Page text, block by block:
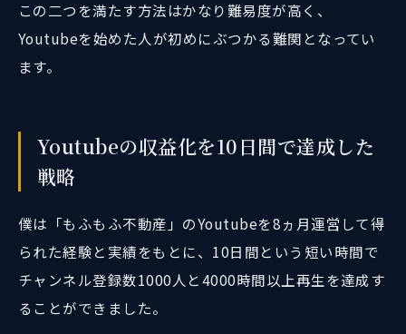
この二つを満たす方法はかなり難易度が高く、
Youtubeを始めた人が初めにぶつかる難関となってい
ます。
Youtubeの収益化を10日間で達成した
戦略
僕は「もふもふ不動産」のYoutubeを8ヵ月運営して得
られた経験と実績をもとに、10日間という短い時間で
チャンネル登録数1000人と4000時間以上再生を達成す
ることができました。